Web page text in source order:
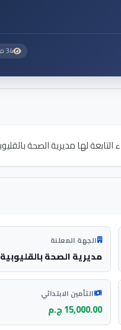
34 مشاهدة
الجهة المعلنة
مديرية الصحة بالقليوبية
التأمين الابتدائي
15,000.00 ج.م